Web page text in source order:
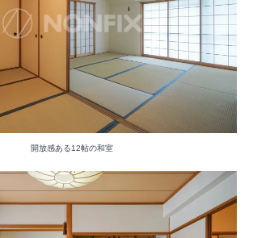
開放感ある12帖の和室